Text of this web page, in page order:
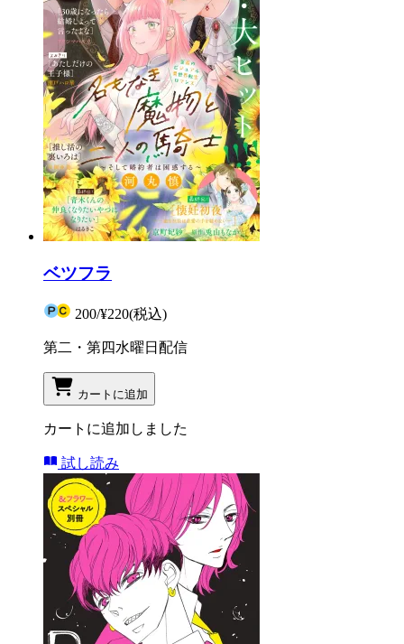
ベツフラ
200/¥220(税込)
第二・第四水曜日配信
カートに追加
カートに追加しました
試し読み